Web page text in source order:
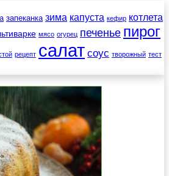
запеканка зима капуста кефир котлета
мясо огурец печенье пирог
рецепт салат соус творожный тест